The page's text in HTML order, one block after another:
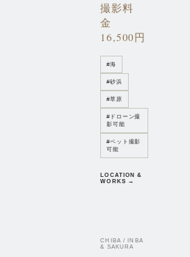
撮影料
金
16,500円
#海
#砂浜
#草原
# ドローン撮
影可能
#ペット撮影
可能
LOCATION &
WORKS →
CHIBA / INBA
& SAKURA